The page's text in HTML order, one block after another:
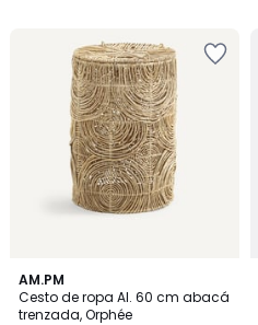
AM.PM
Cesto de ropa Al. 60 cm abacá
trenzada, Orphée
4,8
/ 5